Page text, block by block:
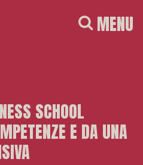
MENU
SCHOOL
E DA UNA